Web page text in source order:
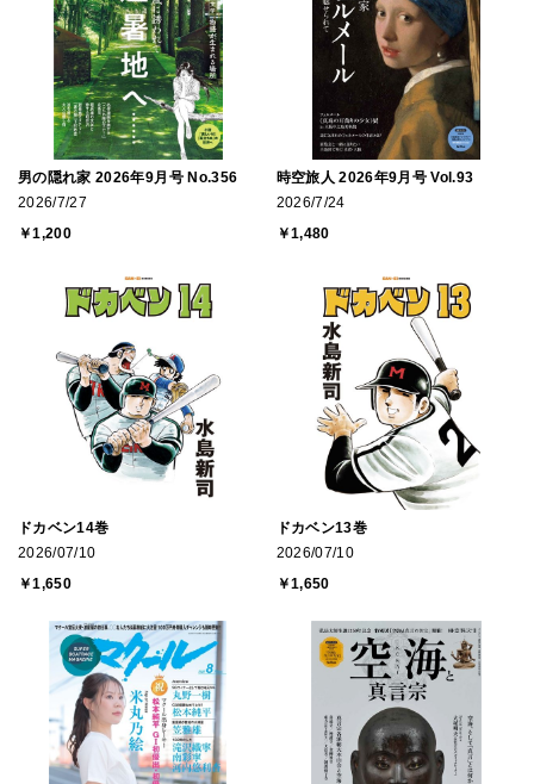
男の隠れ家 2026年9月号 No.356
2026/7/27
￥1,200
時空旅人 2026年9月号 Vol.93
2026/7/24
￥1,480
ドカベン14巻
2026/07/10
￥1,650
ドカベン13巻
2026/07/10
￥1,650